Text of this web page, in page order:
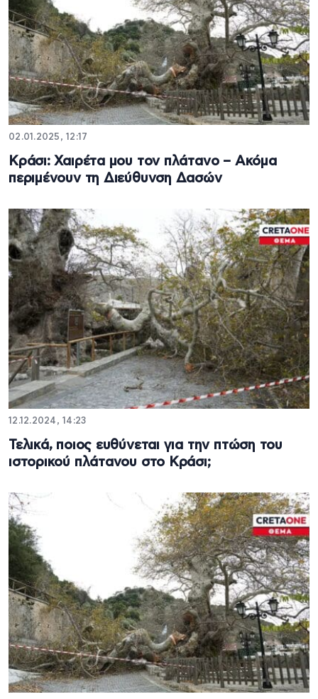
02.01.2025, 12:17
Κράσι: Χαιρέτα μου τον πλάτανο – Ακόμα
περιμένουν τη Διεύθυνση Δασών
12.12.2024, 14:23
Τελικά, ποιος ευθύνεται για την πτώση του
ιστορικού πλάτανου στο Κράσι;